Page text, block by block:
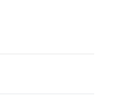
(selected)